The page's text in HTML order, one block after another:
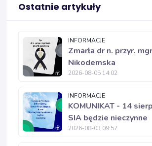
Ostatnie artykuły
INFORMACJE
Zmarła dr n. przyr.
Nikodemska
2026-08-05 14:02
INFORMACJE
KOMUNIKAT - 14
SIA będzie nieczynne
2026-08-03 09:57